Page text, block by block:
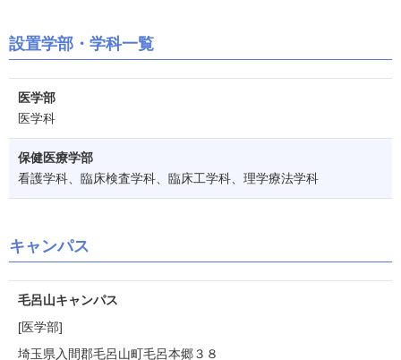
設置学部・学科一覧
医学部
医学科
保健医療学部
看護学科、臨床検査学科、臨床工学科、理学療法学科
キャンパス
毛呂山キャンパス
[医学部]
埼玉県入間郡毛呂山町毛呂本郷３８